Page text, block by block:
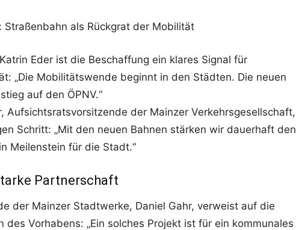
Straßenbahn als Rückgrat der Mobilität
Eder ist die Beschaffung ein klares Signal für
„Die Mobilitätswende beginnt in den Städten. Die neuen
auf den ÖPNV.“
Aufsichtsratsvorsitzende der Mainzer Verkehrsgesellschaft,
Schritt: „Mit den neuen Bahnen stärken wir dauerhaft den
Meilenstein für die Stadt.“
Partnerschaft
der Mainzer Stadtwerke, Daniel Gahr, verweist auf die
des Vorhabens: „Ein solches Projekt ist für ein kommunales